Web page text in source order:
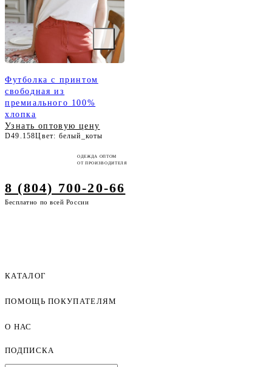
Футболка с принтом
свободная из
премиального 100%
хлопка
Узнать оптовую цену
D49.158Цвет: белый_коты
ОДЕЖДА ОПТОМ
ОТ ПРОИЗВОДИТЕЛЯ
8 (804) 700-20-66
Бесплатно по всей России
КАТАЛОГ
Женская одежда оптом
ПОМОЩЬ ПОКУПАТЕЛЯМ
Как оформить заказ
Оплата и доставка
Договор-оферта
О НАС
ПОДПИСКА